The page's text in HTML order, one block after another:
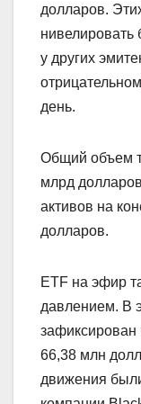
долларов.
нивелировать
у других
день.
Общий объем
млрд
активов на
долларов.
ETF на эфир
давлением. В
зафиксирован
66,38 млн
движения